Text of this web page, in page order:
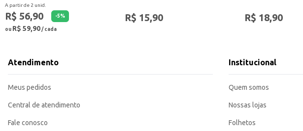
A partir de 2 unid.
R$ 56,90 -5%
ou R$ 59,90/ cada
R$ 15,90 R$ 18,90
Atendimento
Meus pedidos
Central de atendimento
Fale conosco
Institucional
Quem somos
Nossas lojas
Folhetos